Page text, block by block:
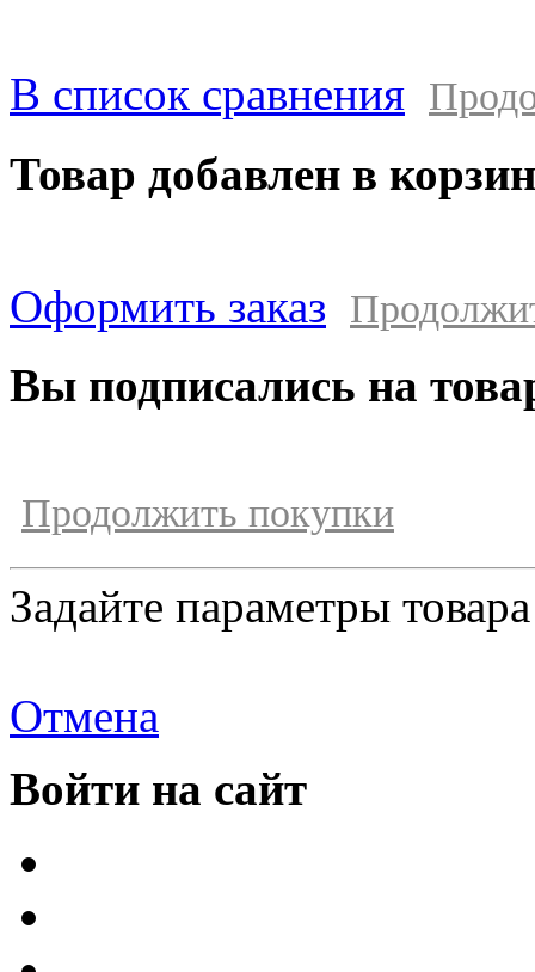
В список сравнения
Товар добавлен в
Оформить заказ
Вы подписались на
Продолжить покупки
Задайте параметры товара
Отмена
Войти на сайт